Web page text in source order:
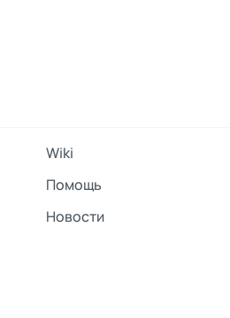
Wiki
Помощь
Новости